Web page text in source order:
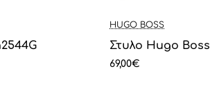
HUGO BOSS
Στυλο Hugo
69,00€